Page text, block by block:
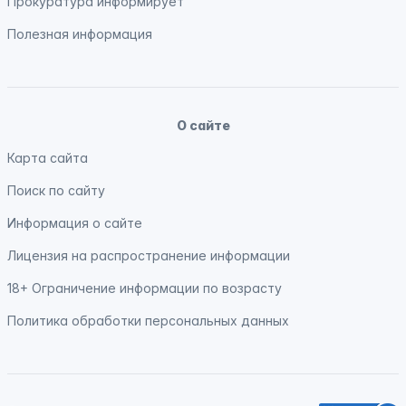
Полезная информация
О сайте
Карта сайта
Поиск по сайту
Информация о сайте
Лицензия на распространение информации
18+ Ограничение информации по возрасту
Политика обработки персональных данных